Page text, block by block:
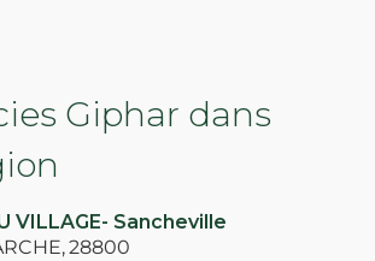
Giphar dans
VILLAGE- Sancheville
28800